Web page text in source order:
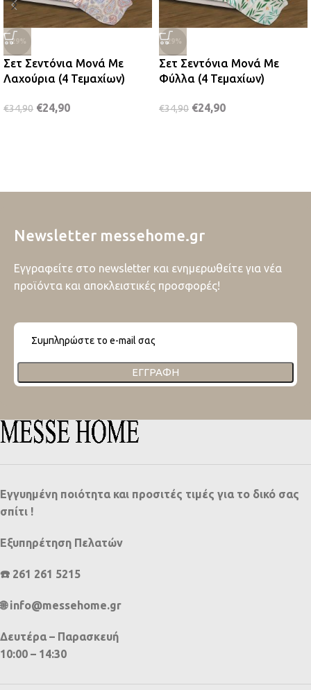
-29%
Σετ Σεντόνια Μονά Με
Λαχούρια (4 Τεμαχίων)
€34,90 €24,90
-29%
Σετ Σεντόνια Μονά Με
Φύλλα (4 Τεμαχίων)
€34,90 €24,90
Newsletter messehome.gr
Εγγραφείτε στο newsletter και ενημερωθείτε για νέα
προϊόντα και αποκλειστικές προσφορές!
ΕΓΓΡΑΦΉ
Εγγυημένη ποιότητα και προσιτές τιμές για το δικό σας
σπίτι !
Εξυπηρέτηση Πελατών
☎️ 261 261 5215
🌐 info@messehome.gr
Δευτέρα – Παρασκευή
10:00 – 14:30